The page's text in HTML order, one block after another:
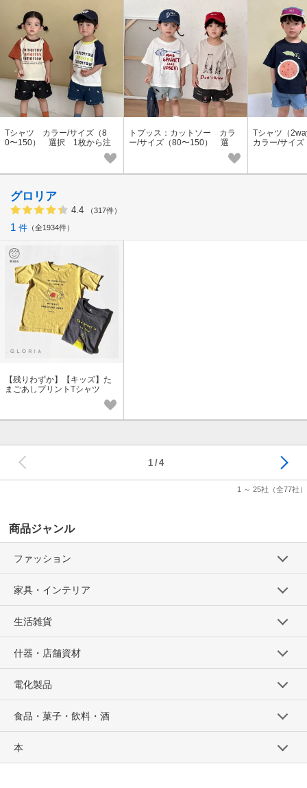
Tシャツ カラー/サイズ（8
0〜150） 選択 1枚から注
トプッス：カットソー カラ
ー/サイズ（80〜150） 選
択 1枚から注文可能 ※20
Tシャツ（
カラー/サイ
グロリア
4.4 （317件）
1 件 全1934件
【残りわずか】【キッズ】た
まごあしプリントTシャツ
1 ～ 25社 （全77社）
1 4
商品ジャンル
ファッション
家具・インテリア
生活雑貨
什器・店舗資材
電化製品
食品・菓子・飲料・酒
本